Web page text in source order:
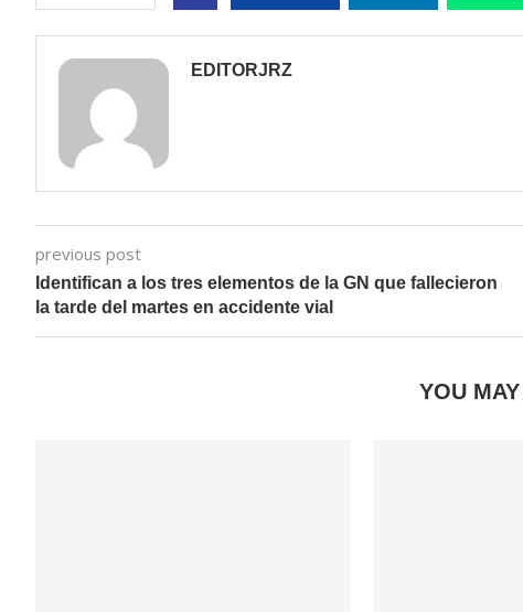
EDITORJRZ
previous post
Identifican a los tres elementos de la GN que fallecieron
la tarde del martes en accidente vial
YOU